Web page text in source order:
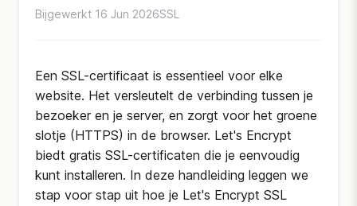
Bijgewerkt 16 Jun 2026SSL
Een SSL-certificaat is essentieel voor elke
website. Het versleutelt de verbinding tussen je
bezoeker en je server, en zorgt voor het groene
slotje (HTTPS) in de browser. Let's Encrypt
biedt gratis SSL-certificaten die je eenvoudig
kunt installeren. In deze handleiding leggen we
stap voor stap uit hoe je Let's Encrypt SSL